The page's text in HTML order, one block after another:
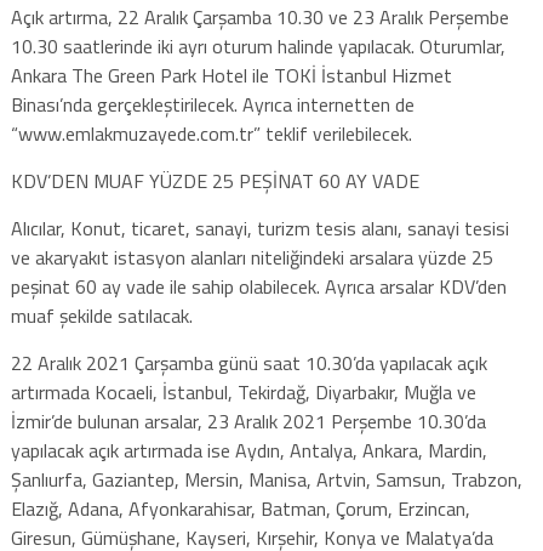
Açık artırma, 22 Aralık Çarşamba 10.30 ve 23 Aralık Perşembe
10.30 saatlerinde iki ayrı oturum halinde yapılacak. Oturumlar,
Ankara The Green Park Hotel ile TOKİ İstanbul Hizmet
Binası’nda gerçekleştirilecek. Ayrıca internetten de
“www.emlakmuzayede.com.tr” teklif verilebilecek.
KDV’DEN MUAF YÜZDE 25 PEŞİNAT 60 AY VADE
Alıcılar, Konut, ticaret, sanayi, turizm tesis alanı, sanayi tesisi
ve akaryakıt istasyon alanları niteliğindeki arsalara yüzde 25
peşinat 60 ay vade ile sahip olabilecek. Ayrıca arsalar KDV’den
muaf şekilde satılacak.
22 Aralık 2021 Çarşamba günü saat 10.30’da yapılacak açık
artırmada Kocaeli, İstanbul, Tekirdağ, Diyarbakır, Muğla ve
İzmir’de bulunan arsalar, 23 Aralık 2021 Perşembe 10.30’da
yapılacak açık artırmada ise Aydın, Antalya, Ankara, Mardin,
Şanlıurfa, Gaziantep, Mersin, Manisa, Artvin, Samsun, Trabzon,
Elazığ, Adana, Afyonkarahisar, Batman, Çorum, Erzincan,
Giresun, Gümüşhane, Kayseri, Kırşehir, Konya ve Malatya’da